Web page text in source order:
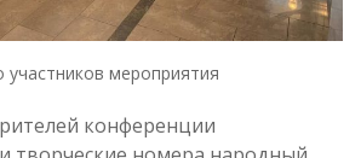
участников мероприятия
конференции